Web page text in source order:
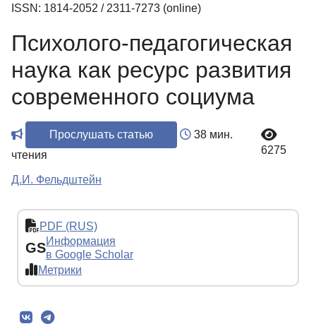
Регистрация
ISSN: 1814-2052 / 2311-7273 (online)
Психолого-педагогическая
наука как ресурс развития
современного социума
Прослушать статью
38 мин.
чтения
6275
Д.И. Фельдштейн
PDF (RUS)
GSИнформация
в Google Scholar
Метрики